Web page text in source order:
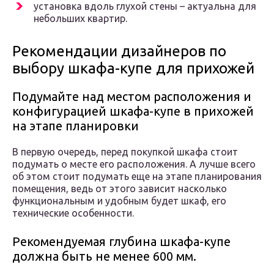
установка вдоль глухой стены – актуальна для
небольших квартир.
Рекомендации дизайнеров по
выбору шкафа-купе для прихожей
Подумайте над местом расположения и
конфигурацией шкафа-купе в прихожей
на этапе планировки
В первую очередь, перед покупкой шкафа стоит
подумать о месте его расположения. А лучше всего
об этом стоит подумать еще на этапе планирования
помещения, ведь от этого зависит насколько
функциональным и удобным будет шкаф, его
технические особенности.
Рекомендуемая глубина шкафа-купе
должна быть не менее 600 мм.